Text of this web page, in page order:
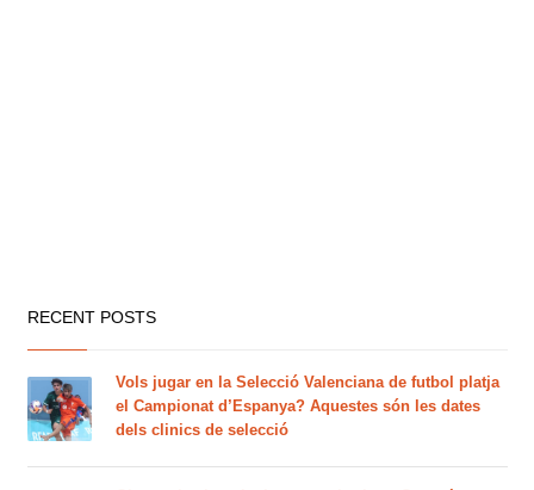
RECENT POSTS
Vols jugar en la Selecció Valenciana de futbol platja
el Campionat d’Espanya? Aquestes són les dates
dels clinics de selecció